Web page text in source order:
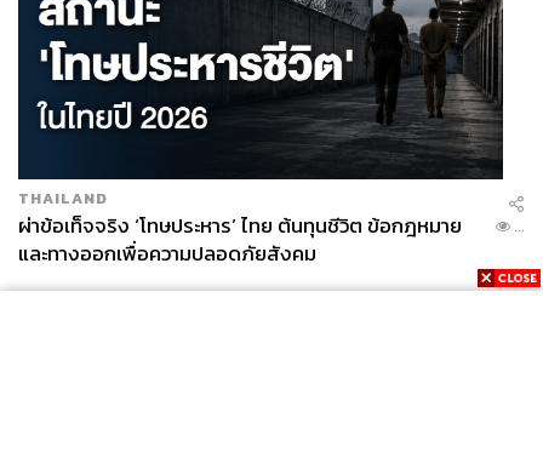
THAILAND
ผ่าข้อเท็จจริง ‘โทษประหาร’ ไทย ต้นทุนชีวิต ข้อกฎหมาย
และทางออกเพื่อความปลอดภัยสังคม
...